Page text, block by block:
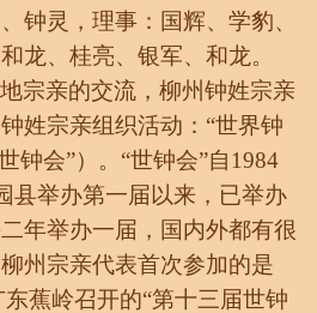
钟灵，理事：国辉、学豹、
龙、桂亮、银军、和龙。
宗亲的交流，柳州钟姓宗亲
姓宗亲组织活动： “世界钟
钟会”）。“世钟会”自1984
县举办第一届以来，已举办
年举办一届，国内外都有很
州宗亲代表首次参加的是
蕉岭召开的“第十三届世钟